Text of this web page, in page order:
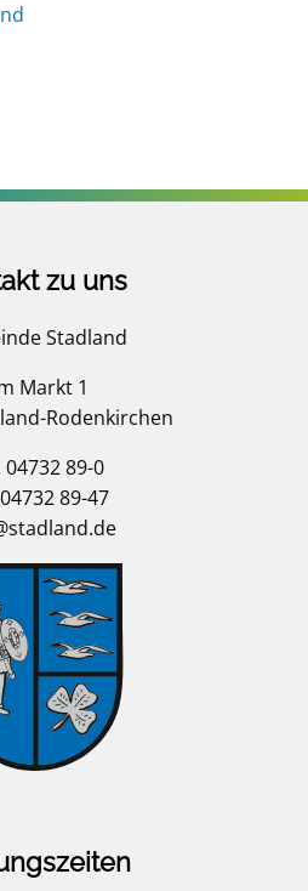
zu uns
Stadland
Markt 1
Rodenkirchen
04732 89-0
89-47